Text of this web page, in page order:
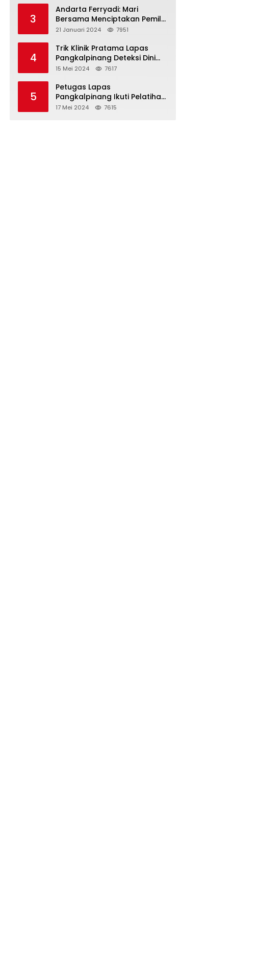
Binaan
3
Andarta Ferryadi: Mari
Bersama Menciptakan Pemilu
2024 yang Damai, Jujur dan
21 Januari 2024 7951
4
Trik Klinik Pratama Lapas
Pangkalpinang Deteksi Dini
HIV/AIDS dengan VCT Mobile
15 Mei 2024 7617
5
Petugas Lapas
Pangkalpinang Ikuti Pelatihan
Teknis Pemasyarakatan di
17 Mei 2024 7615